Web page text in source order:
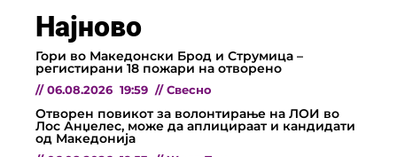
Најново
Гори во Македонски Брод и Струмица –
регистирани 18 пожари на отворено
// 06.08.2026 19:59 // Свесно
Отворен повикот за волонтирање на ЛОИ во
Лос Анџелес, може да аплицираат и кандидати
од Македонија